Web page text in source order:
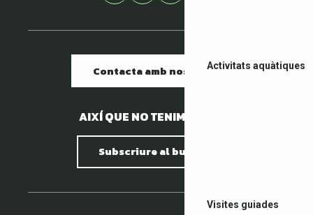
Activitats aquàtiques
Visites guiades
Contacta amb nosaltres
AIXÍ QUE NO TENIM PEDRES.
Subscriure al butlletí